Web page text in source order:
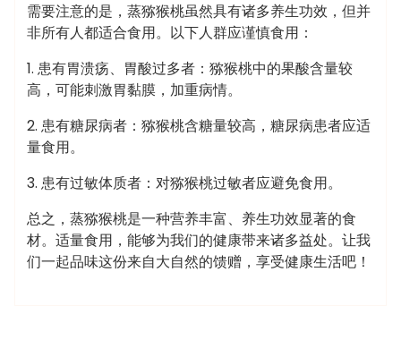
需要注意的是，蒸猕猴桃虽然具有诸多养生功效，但并
非所有人都适合食用。以下人群应谨慎食用：
1. 患有胃溃疡、胃酸过多者：猕猴桃中的果酸含量较
高，可能刺激胃黏膜，加重病情。
2. 患有糖尿病者：猕猴桃含糖量较高，糖尿病患者应适
量食用。
3. 患有过敏体质者：对猕猴桃过敏者应避免食用。
总之，蒸猕猴桃是一种营养丰富、养生功效显著的食
材。适量食用，能够为我们的健康带来诸多益处。让我
们一起品味这份来自大自然的馈赠，享受健康生活吧！